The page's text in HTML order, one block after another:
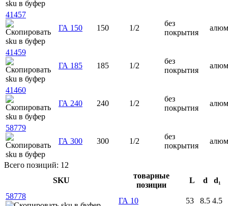
41457
ГА 150
150 1/2
без
покрытия
41459
ГА 185
185 1/2
без
покрытия
41460
ГА 240
240 1/2
без
покрытия
58779
ГА 300
300 1/2
без
покрытия
Всего позиций: 12
SKU
товарные
позиции
L d
d₁
58778
ГА 10 53 8.5 4.5